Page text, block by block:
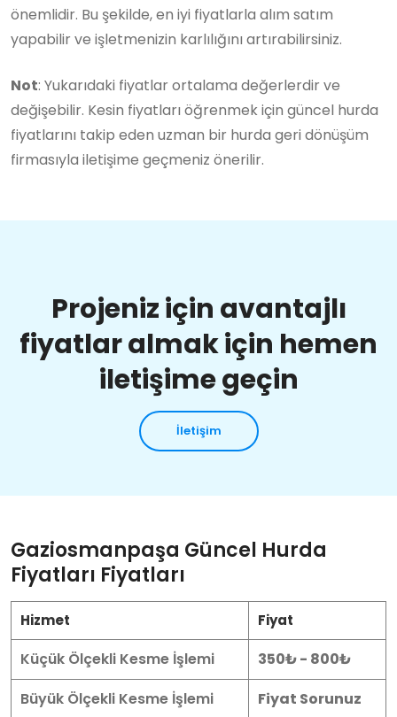
önemlidir. Bu şekilde, en iyi fiyatlarla alım satım
yapabilir ve işletmenizin karlılığını artırabilirsiniz.
Not: Yukarıdaki fiyatlar ortalama değerlerdir ve
değişebilir. Kesin fiyatları öğrenmek için güncel hurda
fiyatlarını takip eden uzman bir hurda geri dönüşüm
firmasıyla iletişime geçmeniz önerilir.
Projeniz için avantajlı
fiyatlar almak için hemen
iletişime geçin
İletişim
Gaziosmanpaşa Güncel Hurda
Fiyatları Fiyatları
Hizmet Fiyat
Küçük Ölçekli Kesme İşlemi
350₺ - 800₺
Büyük Ölçekli Kesme İşlemi
Fiyat Sorunuz